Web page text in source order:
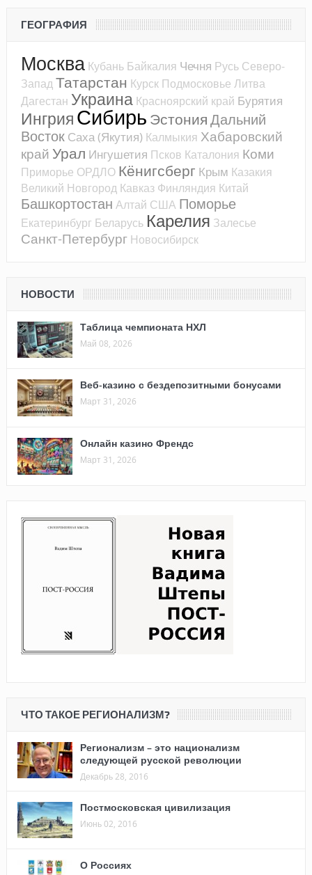
ГЕОГРАФИЯ
Москва Кубань Байкалия Чечня Русь Северо-
ЗападТатарстан Курск Подмосковье Литва
Дагестан Украина Красноярский край Бурятия
ИнгрияСибирь ЭстонияДальний
Восток Саха (Якутия) Калмыкия Хабаровский
край Урал Ингушетия Псков Каталония Коми
Приморье ОРДЛО Кёнигсберг Крым Казакия
Великий Новгород Кавказ Финляндия Китай
Башкортостан Алтай США Поморье
Екатеринбург Беларусь Карелия Залесье
Санкт-Петербург Новосибирск
НОВОСТИ
Таблица чемпионата НХЛ
Май 08, 2026
Веб-казино с бездепозитными бонусами
Март 31, 2026
Онлайн казино Френдс
Март 31, 2026
ЧТО ТАКОЕ РЕГИОНАЛИЗМ?
Регионализм – это национализм
следующей русской революции
Декабрь 28, 2016
Постмосковская цивилизация
Июнь 02, 2016
О Россиях